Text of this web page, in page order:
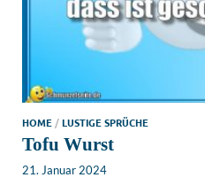
HOME/LUSTIGE SPRÜCHE
Tofu Wurst
21. Januar 2024